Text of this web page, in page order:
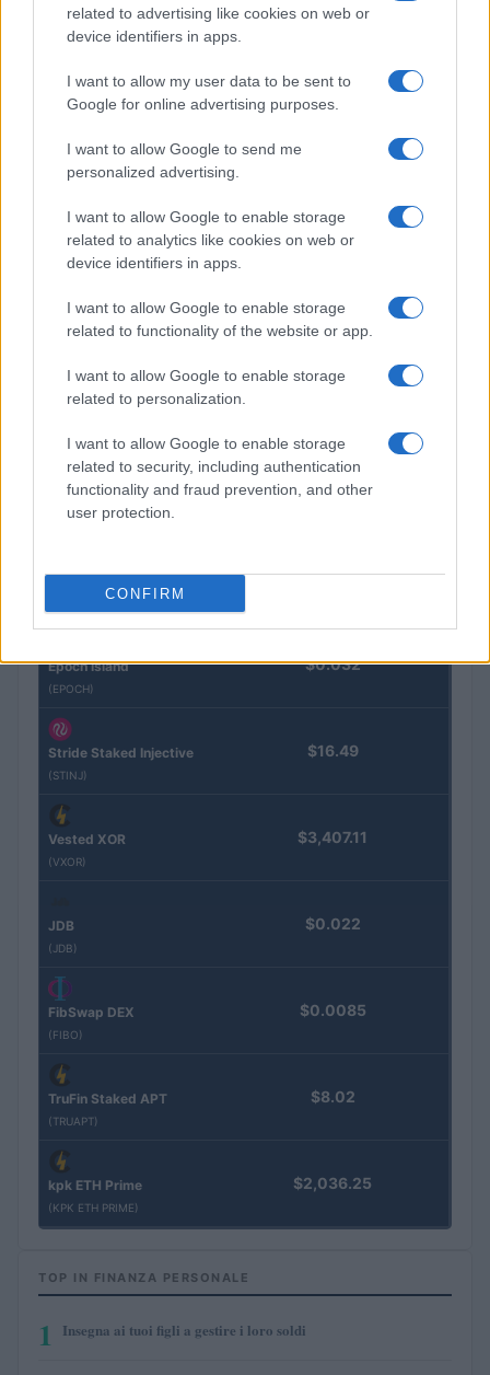
related to advertising like cookies on web or
device identifiers in apps.
I want to allow my user data to be sent to
Google for online advertising purposes.
I want to allow Google to send me
personalized advertising.
I want to allow Google to enable storage
related to analytics like cookies on web or
device identifiers in apps.
I want to allow Google to enable storage
related to functionality of the website or app.
I want to allow Google to enable storage
related to personalization.
I want to allow Google to enable storage
related to security, including authentication
functionality and fraud prevention, and other
user protection.
CONFIRM
QUOTAZIONI CRYPTO
Gold (Terra
(PAXG)
Kinza Babylon Staked
BTC
(KBTC)
$83,270.00
Morpho Vault
(STEAKEURCV)
Epoch Island
(EPOCH)
$0.032
Stride Staked Injective
(STINJ)
$16.49
Vested XOR
(VXOR)
$3,407.11
JDB
(JDB)
$0.022
FibSwap DEX
(FIBO)
$0.0085
TruFin Staked APT
(TRUAPT)
$8.02
kpk ETH Prime
(KPK ETH PRIME)
$2,036.25
TOP IN FINANZA PERSONALE
1 Insegna ai tuoi figli a gestire i loro soldi